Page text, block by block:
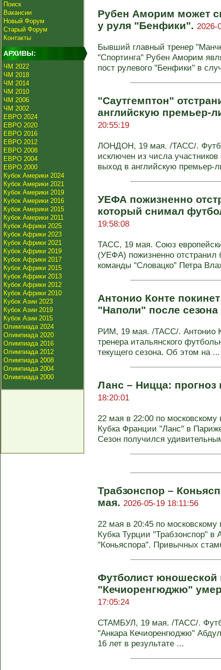
Поиск
Вакансии
Новый Форум
Старый Форум
Контакты
АРХИВЫ:
ЧМ 2022
ЧМ 2018
ЧМ 2014
ЧМ 2010
ЧМ 2006
ЧМ 2002
ЕВРО 2024
ЕВРО 2020
ЕВРО 2016
ЕВРО 2012
ЕВРО 2008
ЕВРО 2004
ЕВРО 2000
Кубок Америки 2024
Кубок Америки 2021
Кубок Америки 2019
Кубок Америки 2016
Кубок Америки 2015
Кубок Америки 2011
Кубок Африки 2025
Кубок Африки 2023
Кубок Африки 2021
Кубок Африки 2019
Кубок Африки 2017
Кубок Африки 2015
Кубок Африки 2013
Кубок Африки 2012
Кубок Африки 2010
Кубок Азии 2023
Кубок Азии 2019
Кубок Азии 2015
Олимпиада 2024
Олимпиада 2020
Олимпиада 2016
Олимпиада 2012
Олимпиада 2008
Олимпиада 2004
Олимпиада 2000
Рубен Аморим может
у руля "Бенфики". 2026-
Бывший главный тренер
"Спортинга" Рубен Аморим
пост рулевого "Бенфики" в
"Саутгемптон"
английскую премьер-
20:55:19
ЛОНДОН, 19 мая. /ТАСС/.
исключен из числа
выход в английскую премьер-
УЕФА пожизненно
который снимал
19:58:08
ТАСС, 19 мая. Союз
(УЕФА) пожизненно отстранил
команды "Словацко" Петра
Антонио Конте
"Наполи" после
РИМ, 19 мая. /ТАСС/. Антонио
тренера итальянского
текущего сезона. Об этом на ...
Ланс – Ницца:
18:20:01
22 мая в 22:00 по
Кубка Франции "Ланс" в
Сезон получился
Трабзонспор –
мая. 2026-05-19 18:11:56
22 мая в 20:45 по
Кубка Турции "Трабзонспор" в
"Коньяспора". Привычных
Футболист
"Кечиоренгюджю"
17:05:24
СТАМБУЛ, 19 мая. /ТАСС/.
"Анкара Кечиоренгюджю"
16 лет в результате ...